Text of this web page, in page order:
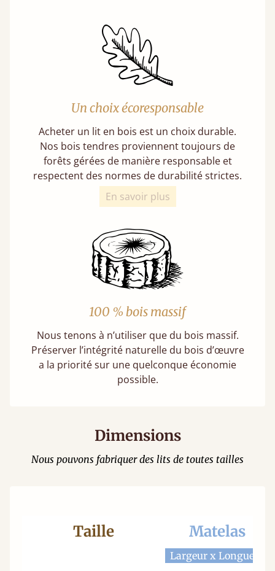
Un choix écoresponsable
Acheter un lit en bois est un choix durable.
Nos bois tendres proviennent toujours de
forêts gérées de manière responsable et
respectent des normes de durabilité strictes.
En savoir plus
100 % bois massif
Nous tenons à n’utiliser que du bois massif.
Préserver l’intégrité naturelle du bois d’œuvre
a la priorité sur une quelconque économie
possible.
Dimensions
Nous pouvons fabriquer des lits de toutes tailles
Taille Matelas
Largeur x Longueur